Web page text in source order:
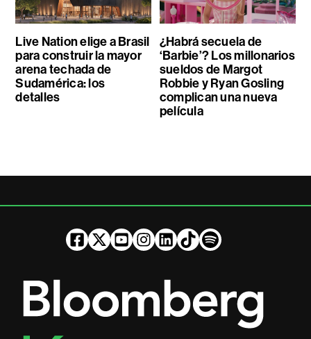
Live Nation elige a Brasil
para construir la mayor
arena techada de
Sudamérica: los
detalles
¿Habrá secuela de
‘Barbie’? Los millonarios
sueldos de Margot
Robbie y Ryan Gosling
complican una nueva
película